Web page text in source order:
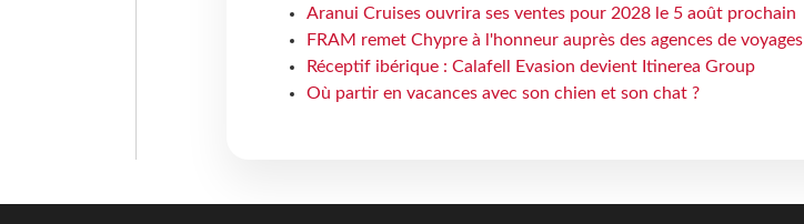
Aranui Cruises ouvrira ses ventes pour 2028 le 5 août prochain
FRAM remet Chypre à l'honneur auprès des agences de voyages
Réceptif ibérique : Calafell Evasion devient Itinerea Group
Où partir en vacances avec son chien et son chat ?